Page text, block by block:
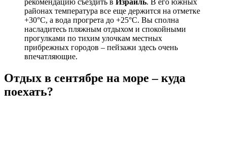
рекомендацию съездить в Израиль. В его южных
районах температура все еще держится на отметке
+30°С, а вода прогрета до +25°С. Вы сполна
насладитесь пляжным отдыхом и спокойными
прогулками по тихим улочкам местных
прибрежных городов – пейзажи здесь очень
впечатляющие.
Отдых в сентябре на море – куда
поехать?